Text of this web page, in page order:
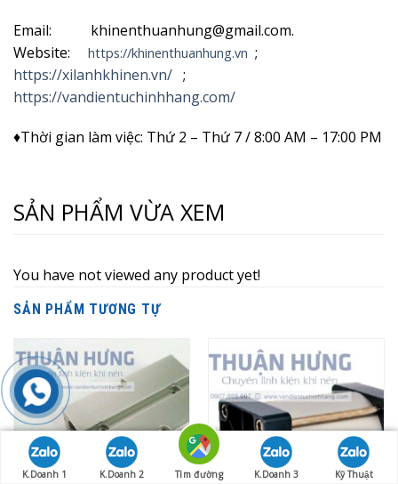
Email: khinenthuanhung@gmail.com.
Website: https://khinenthuanhung.vn ;
https://xilanhkhinen.vn/ ;
https://vandientuchinhhang.com/
♦Thời gian làm việc: Thứ 2 – Thứ 7 / 8:00 AM – 17:00 PM
SẢN PHẨM VỪA XEM
You have not viewed any product yet!
SẢN PHẨM TƯƠNG TỰ
K.Doanh 1 K.Doanh 2 Tìm đường K.Doanh 3 Kỹ Thuật